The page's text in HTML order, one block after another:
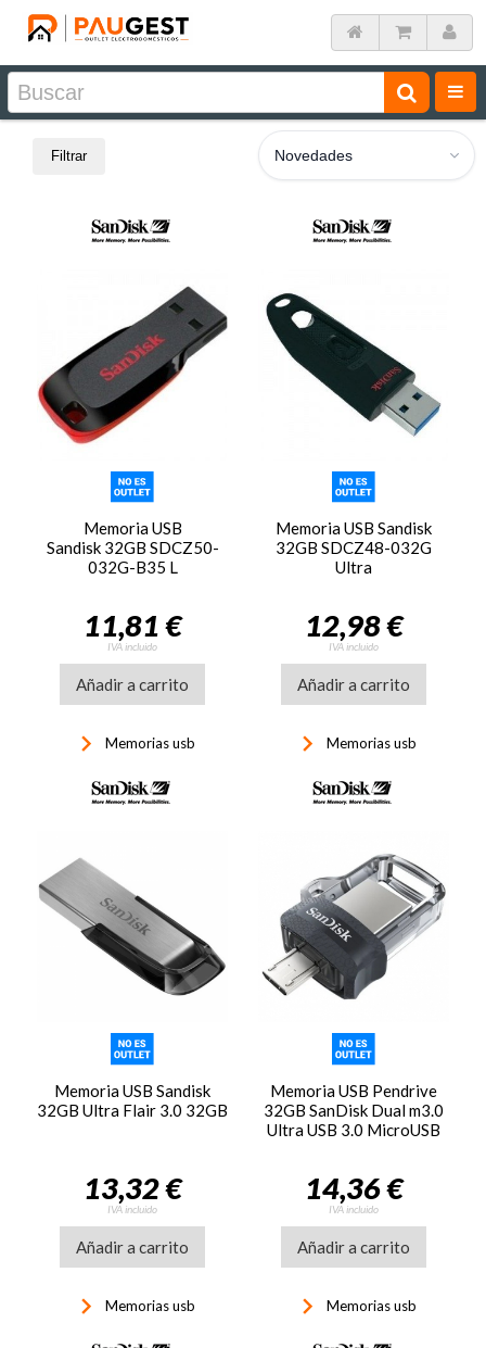
Filtrar Novedades
Memoria USB
Sandisk 32GB SDCZ50-
032G-B35 L
11,81 €
IVA incluido
Añadir a carrito
keyboard_arrow_right Memorias usb
Memoria USB Sandisk
32GB SDCZ48-032G
Ultra
12,98 €
IVA incluido
Añadir a carrito
keyboard_arrow_right Memorias usb
Memoria USB Sandisk
32GB Ultra Flair 3.0 32GB
13,32 €
IVA incluido
Añadir a carrito
keyboard_arrow_right Memorias usb
Memoria USB Pendrive
32GB SanDisk Dual m3.0
Ultra USB 3.0 MicroUSB
14,36 €
IVA incluido
Añadir a carrito
keyboard_arrow_right Memorias usb